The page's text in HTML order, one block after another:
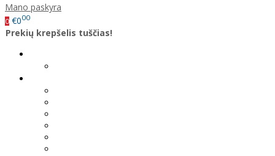
Mano paskyra
0 €000
Prekių krepšelis tuščias!